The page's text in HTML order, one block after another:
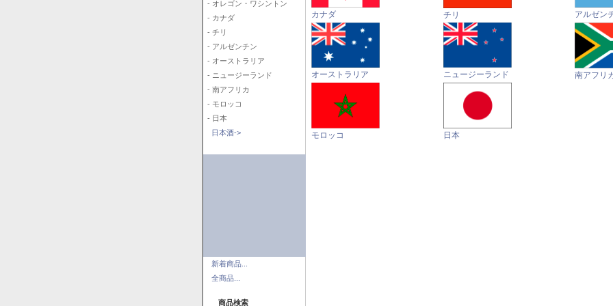
- オレゴン・ワシントン
- カナダ
- チリ
- アルゼンチン
- オーストラリア
- ニュージーランド
- 南アフリカ
- モロッコ
- 日本
日本酒->
新着商品...
全商品...
商品検索
カナダ チリ アルゼン
オーストラリア ニュージーランド 南アフリ
モロッコ 日本